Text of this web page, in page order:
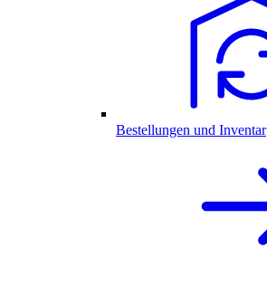
Bestellungen und Inventar